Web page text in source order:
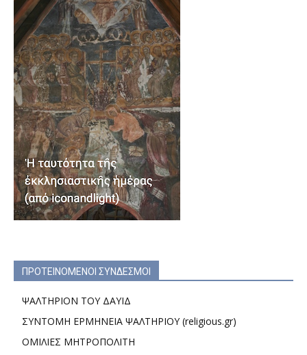
ΠΡΟΤΕΙΝΟΜΕΝΟΙ ΣΥΝΔΕΣΜΟΙ
ΨΑΛΤΗΡΙΟΝ ΤΟΥ ΔΑΥΙΔ
ΣΥΝΤΟΜΗ ΕΡΜΗΝΕΙΑ ΨΑΛΤΗΡΙΟΥ (religious.gr)
ΟΜΙΛΙΕΣ ΜΗΤΡΟΠΟΛΙΤΗ